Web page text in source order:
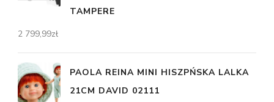
TAMPERE
2 799,99zł
PAOLA REINA MINI HISZPŃSKA LALKA
21CM DAVID 02111